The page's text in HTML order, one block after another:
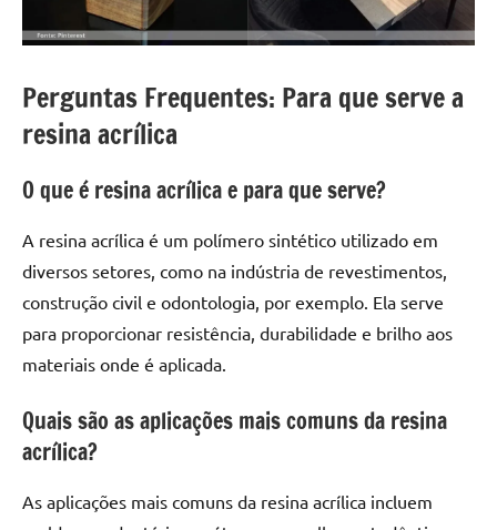
Perguntas Frequentes: Para que serve a
resina acrílica
O que é resina acrílica e para que serve?
A resina acrílica é um polímero sintético utilizado em
diversos setores, como na indústria de revestimentos,
construção civil e odontologia, por exemplo. Ela serve
para proporcionar resistência, durabilidade e brilho aos
materiais onde é aplicada.
Quais são as aplicações mais comuns da resina
acrílica?
As aplicações mais comuns da resina acrílica incluem